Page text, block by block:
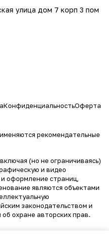
улица дом 7 корп 3 пом
КонфиденциальностьОферта
рекомендательные
(но не ограничиваясь)
и видео
оформление страниц,
являются объектами
законодательством и
охране авторских прав.